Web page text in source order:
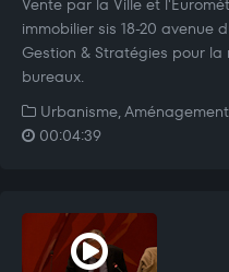
immobilier sis 18-20 avenue
Gestion & Stratégies pour
bureaux.
Urbanisme,
00:04:39